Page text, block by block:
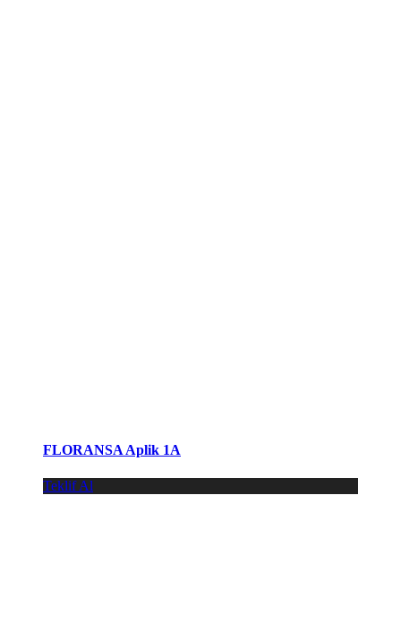
FLORANSA Aplik 1A
Teklif Al